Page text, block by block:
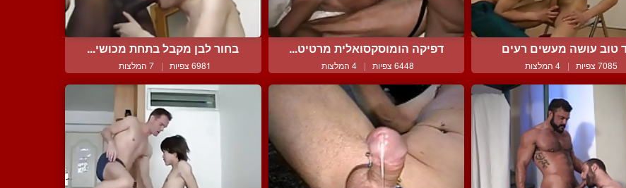
טוב עושה מעשים רעים
7085 צפיות | 4 המלצות
דפיקה הומוסקסואלית מרטיט...
6448 צפיות | 4 המלצות
בחור לבן מקבל בתחת מכושי...
6981 צפיות | 7 המלצות